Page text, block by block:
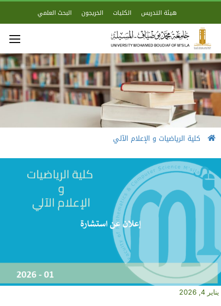
هيئة التدريس الكليات الخريجون البحث العلمي
كلية الرياضيات و الإعلام الآلي
يناير 4, 2026